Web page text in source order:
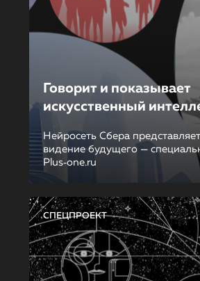
Говорит и показывает
искусственный
Нейросеть Сбера
видение будущего —
Plus‑one.ru
СПЕЦПРОЕКТ